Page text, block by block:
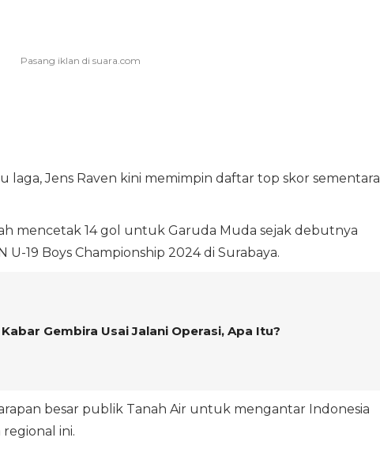
laga, Jens Raven kini memimpin daftar top skor sementara
mencetak 14 gol untuk Garuda Muda sejak debutnya
U-19 Boys Championship 2024 di Surabaya.
Gembira Usai Jalani Operasi, Apa Itu?
besar publik Tanah Air untuk mengantar Indonesia
ini.